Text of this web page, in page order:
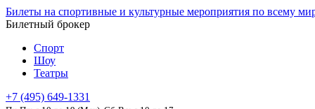
Билеты на спортивные и культурные мероприятия по всему
Билетный брокер
Спорт
Шоу
Театры
+7 (495) 649-1331